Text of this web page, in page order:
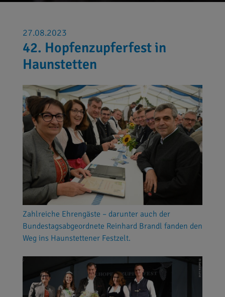
27.08.2023
42. Hopfenzupferfest in
Haunstetten
Zahlreiche Ehrengäste – darunter auch der
Bundestagsabgeordnete Reinhard Brandl fanden den
Weg ins Haunstettener Festzelt.